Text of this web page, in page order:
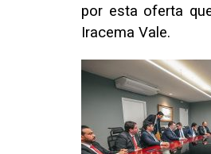
por esta oferta
Iracema Vale.